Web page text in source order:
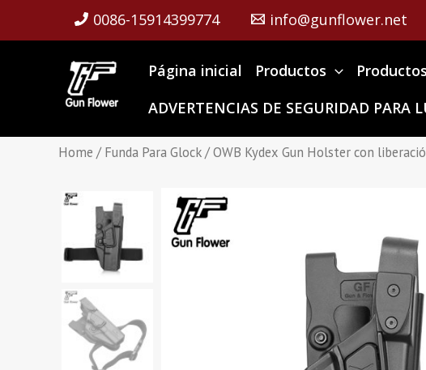
0086-15914399774 info@gunflower.net
Página inicial Productos Productos
ADVERTENCIAS DE SEGURIDAD PARA
Home /Funda Para Glock/ OWB Kydex Gun Holster con